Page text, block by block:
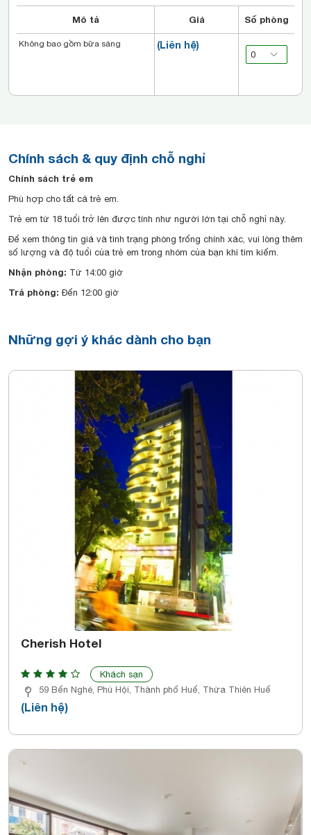
Mô tả Giá Số phòng
(Liên hệ)
Không bao gồm bữa sáng
Chính sách & quy định chỗ nghỉ
Chính sách trẻ em
Phù hợp cho tất cả trẻ em.
Trẻ em từ 18 tuổi trở lên được tính như người lớn tại chỗ nghỉ này.
Để xem thông tin giá và tình trạng phòng trống chính xác, vui lòng thêm
số lượng và độ tuổi của trẻ em trong nhóm của bạn khi tìm kiếm.
Nhận phòng: Từ 14:00 giờ
Trả phòng: Đến 12:00 giờ
Những gợi ý khác dành cho bạn
Cherish Hotel
Khách sạn
59 Bến Nghé, Phú Hội, Thành phố Huế, Thừa Thiên Huế
(Liên hệ)